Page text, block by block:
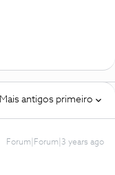
Mais antigos primeiro
Forum|Forum|3 years ago